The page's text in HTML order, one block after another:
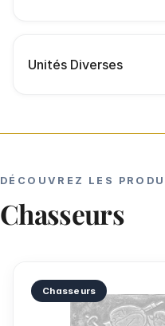
Unités Diverses
DÉCOUVREZ LES
Chasseurs
Chasseurs